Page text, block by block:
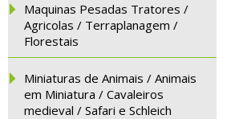
Maquinas Pesadas Tratores /
Agricolas / Terraplanagem /
Florestais
Miniaturas de Animais / Animais
em Miniatura / Cavaleiros
medieval / Safari e Schleich